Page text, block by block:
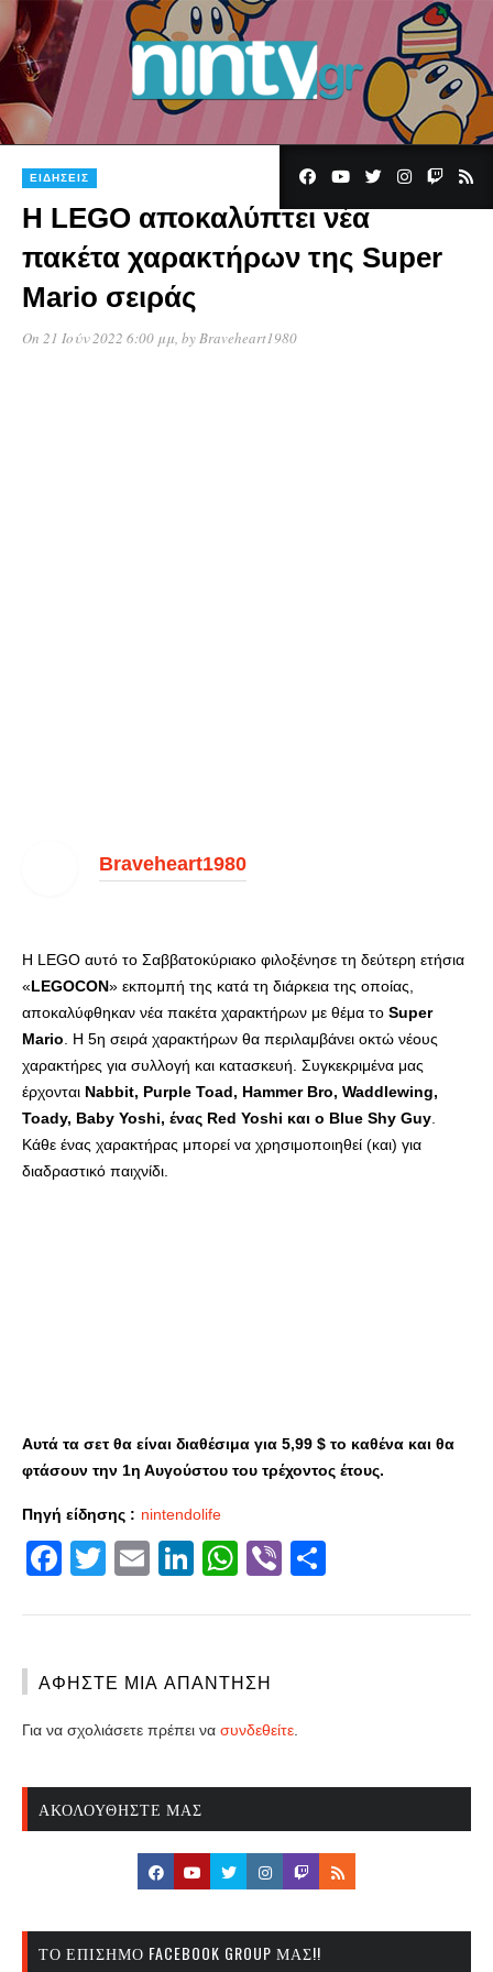
ΕΙΔΉΣΕΙΣ
Η LEGO αποκαλύπτει νέα
πακέτα χαρακτήρων της Super
Mario σειράς
On 21 Ιούν 2022 6:00 μμ, byBraveheart1980
Braveheart1980
Η LEGO αυτό το Σαββατοκύριακο φιλοξένησε τη δεύτερη ετήσια
«LEGOCON» εκπομπή της κατά τη διάρκεια της οποίας,
αποκαλύφθηκαν νέα πακέτα χαρακτήρων με θέμα το Super
Mario . Η 5η σειρά χαρακτήρων θα περιλαμβάνει οκτώ νέους
χαρακτήρες για συλλογή και κατασκευή. Συγκεκριμένα μας
έρχονται Nabbit, Purple Toad, Hammer Bro, Waddlewing,
Toady, Baby Yoshi, ένας Red Yoshi και ο Blue Shy Guy
Κάθε ένας χαρακτήρας μπορεί να χρησιμοποιηθεί (και) για
διαδραστικό παιχνίδι.
Αυτά τα σετ θα είναι διαθέσιμα για 5,99 $ το καθένα και θα
φτάσουν την 1η Αυγούστου του τρέχοντος έτους.
Πηγή είδησης : nintendolife
Facebook
Twitter
EmailLinkedIn
WhatsApp
Viber
ΑΦΉΣΤΕ ΜΙΑ ΑΠΆΝΤΗΣΗ
Για να σχολιάσετε πρέπει να συνδεθείτε
ΑΚΟΛΟΥΘΉΣΤΕ ΜΑΣ
ΤΟ ΕΠΊΣΗΜΟ FACEBOOK GROUP ΜΑΣ!!